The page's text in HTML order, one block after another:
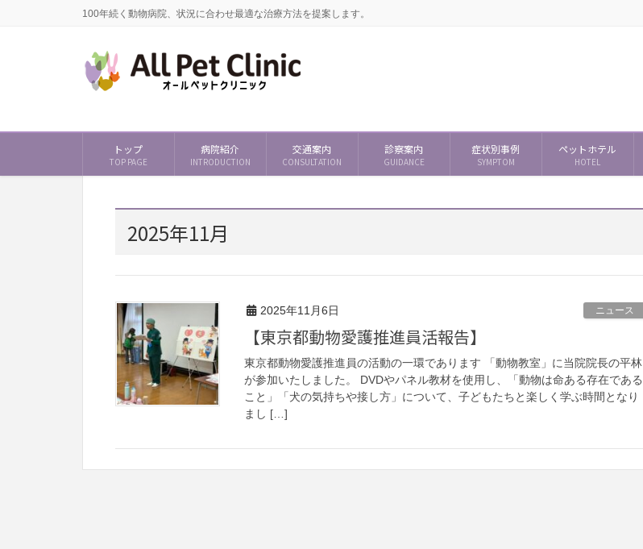
100年続く動物病院、状況に合わせ最適な治療方法を提案します。
トップ
TOP PAGE
病院紹介
INTRODUCTION
交通案内
CONSULTATION
診察案内
GUIDANCE
症状別事例
SYMPTOM
ペットホテル
HOTEL
2025年11月
2025年11月6日 ニュース
【東京都動物愛護推進員活報告】
東京都動物愛護推進員の活動の一環であります 「動物教室」に当院院長の平林
が参加いたしました。 DVDやパネル教材を使用し、「動物は命ある存在である
こと」「犬の気持ちや接し方」について、子どもたちと楽しく学ぶ時間となり
まし […]